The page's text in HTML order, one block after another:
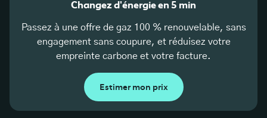
Changez d'énergie en 5 min
Passez à une offre de gaz 100 % renouvelable, sans
engagement sans coupure, et réduisez votre
empreinte carbone et votre facture.
Estimer mon prix